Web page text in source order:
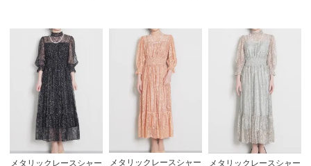
メタリックレースシャー
メタリックレースシャー
メタリックレースシャー